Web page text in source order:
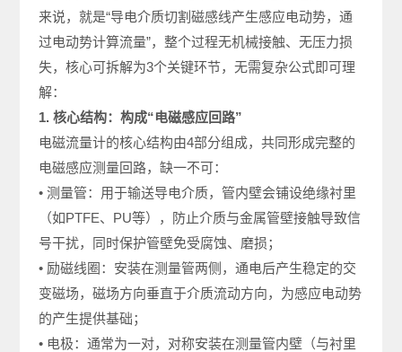
来说，就是“导电介质切割磁感线产生感应电动势，通
过电动势计算流量”，整个过程无机械接触、无压力损
失，核心可拆解为3个关键环节，无需复杂公式即可理
解：
1. 核心结构：构成“电磁感应回路”
电磁流量计的核心结构由4部分组成，共同形成完整的
电磁感应测量回路，缺一不可：
• 测量管：用于输送导电介质，管内壁会铺设绝缘衬里
（如PTFE、PU等），防止介质与金属管壁接触导致信
号干扰，同时保护管壁免受腐蚀、磨损；
• 励磁线圈：安装在测量管两侧，通电后产生稳定的交
变磁场，磁场方向垂直于介质流动方向，为感应电动势
的产生提供基础；
• 电极：通常为一对，对称安装在测量管内壁（与衬里